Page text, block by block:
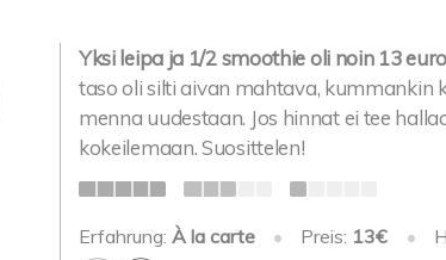
Yksi leipa ja 1/2 smoothie oli noin 13
taso oli silti aivan mahtava, kummankin
menna uudestaan. Jos hinnat ei tee
kokeilemaan. Suosittelen!
Erfahrung: À la carte • Preis: 13€ •